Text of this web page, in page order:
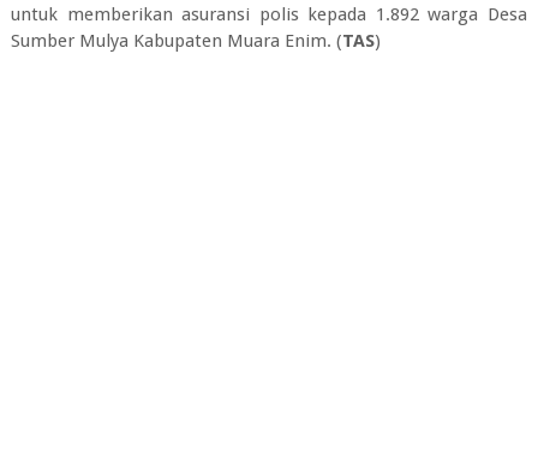
untuk memberikan asuransi polis kepada 1.892 warga Desa
Sumber Mulya Kabupaten Muara Enim. (TAS)